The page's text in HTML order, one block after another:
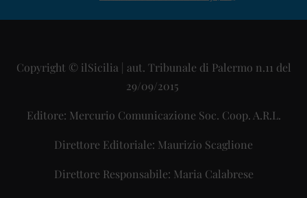
Copyright © ilSicilia | aut. Tribunale di Palermo n.11 del
29/09/2015
Editore: Mercurio Comunicazione Soc. Coop. A.R.L.
Direttore Editoriale: Maurizio Scaglione
Direttore Responsabile: Maria Calabrese